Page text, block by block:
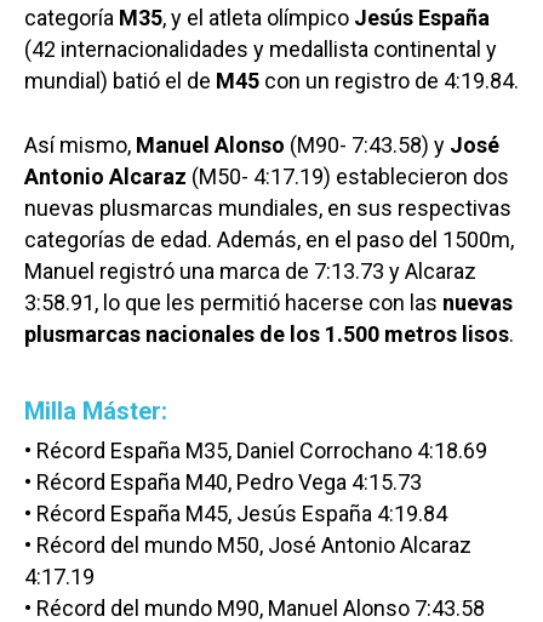
categoría M35, y el atleta olímpico Jesús España
(42 internacionalidades y medallista continental y
mundial) batió el de M45 con un registro de 4:19.84.
Así mismo, Manuel Alonso (M90- 7:43.58) y José
Antonio Alcaraz (M50- 4:17.19) establecieron dos
nuevas plusmarcas mundiales, en sus respectivas
categorías de edad. Además, en el paso del 1500m,
Manuel registró una marca de 7:13.73 y Alcaraz
3:58.91, lo que les permitió hacerse con las nuevas
plusmarcas nacionales de los 1.500 metros lisos.
Milla Máster:
• Récord España M35, Daniel Corrochano 4:18.69
• Récord España M40, Pedro Vega 4:15.73
• Récord España M45, Jesús España 4:19.84
• Récord del mundo M50, José Antonio Alcaraz
4:17.19
• Récord del mundo M90, Manuel Alonso 7:43.58